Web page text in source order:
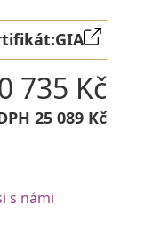
GIA
735 Kč
25 089 Kč
s námi